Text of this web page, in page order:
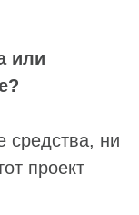
или
средства, ни
проект